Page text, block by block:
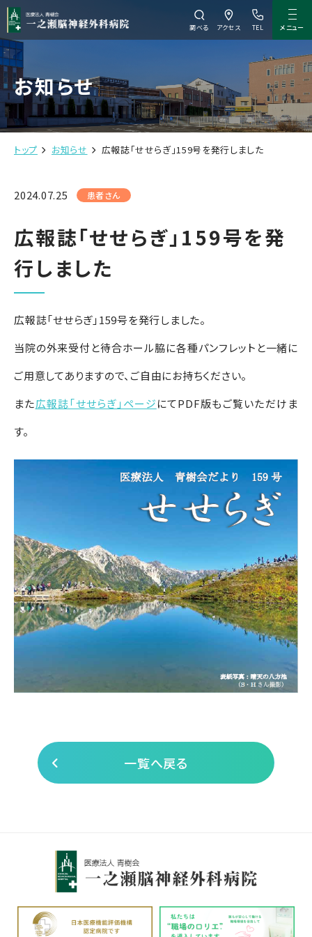
調べる アクセス TEL メニュー
お知らせ
トップ お知らせ 広報誌「せせらぎ」159号を発行しました
2024.07.25 患者さん
広報誌「せせらぎ」159号を発
行しました
広報誌「せせらぎ」159号を発行しました。
当院の外来受付と待合ホール脇に各種パンフレットと一緒に
ご用意してありますので、ご自由にお持ちください。
また広報誌「せせらぎ」ページにてPDF版もご覧いただけま
す。
一覧へ戻る